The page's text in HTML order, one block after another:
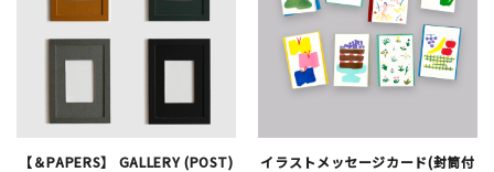
はんこ
【＆PAPERS】 GALLERY (POST)
イラストメッセージカード(封筒付